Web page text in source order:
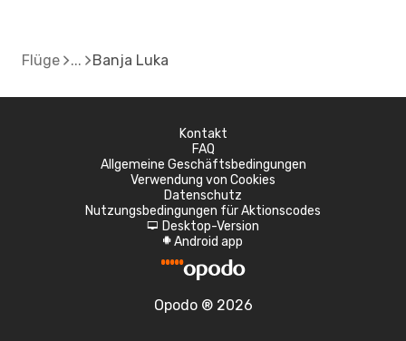
Flüge Banja Luka
Kontakt
FAQ
Allgemeine Geschäftsbedingungen
Verwendung von Cookies
Datenschutz
Nutzungsbedingungen für Aktionscodes
d Desktop-Version
A Android app
Opodo ® 2026